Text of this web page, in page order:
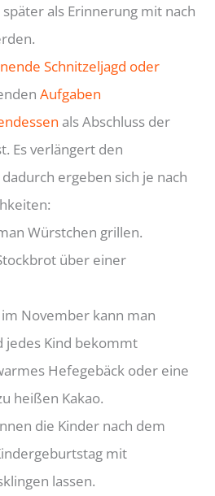
als Erinnerung mit nach
Schnitzeljagd oder
Aufgaben
als Abschluss der
Es verlängert den
ergeben sich je nach
Würstchen grillen.
über einer
November kann man
jedes Kind bekommt
Hefegebäck oder eine
heißen Kakao.
die Kinder nach dem
mit
lassen.